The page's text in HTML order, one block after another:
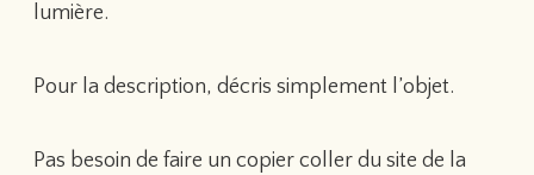
lumière.
Pour la description, décris simplement l’objet.
Pas besoin de faire un copier coller du site de la